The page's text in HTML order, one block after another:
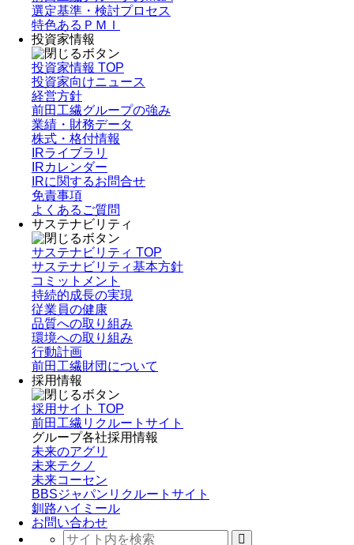
選定基準・検討プロセス
特色あるＰＭＩ
投資家情報
投資家情報 TOP
投資家向けニュース
経営方針
前田工繊グループの強み
業績・財務データ
株式・格付情報
IRライブラリ
IRカレンダー
IRに関するお問合せ
免責事項
よくあるご質問
サステナビリティ
サステナビリティ TOP
サステナビリティ基本方針
コミットメント
持続的成長の実現
従業員の健康
品質への取り組み
環境への取り組み
行動計画
前田工繊財団について
採用情報
採用サイト TOP
前田工繊リクルートサイト
グループ各社採用情報
未来のアグリ
未来テクノ
未来コーセン
BBSジャパンリクルートサイト
釧路ハイミール
お問い合わせ